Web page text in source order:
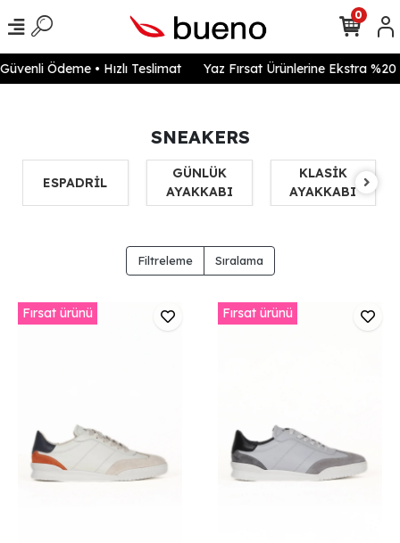
Ödeme • Hızlı Teslimat Yaz Fırsat Ürünlerine Ekstra %20
0
SNEAKERS
ESPADRİL
GÜNLÜK
AYAKKABI
KLASİK
AYAKKABI
Filtreleme Sıralama
Fırsat ürünü Fırsat ürünü